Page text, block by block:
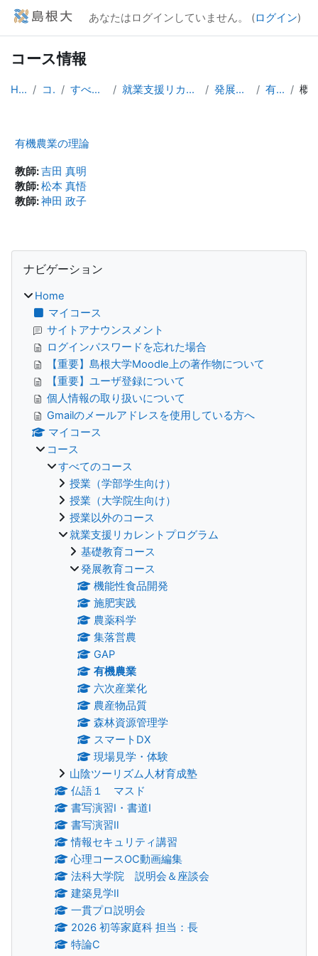
メインコンテンツへスキップする
あなたはログインしていません。 (ログイン)
コース情報
Home コース すべてのコース 就業支援リカレントプログラム 発展教育コース 有機農業
有機農業の理論
教師:吉田 真明
教師:松本 真悟
教師:神田 政子
ブロック
ナビゲーション
Home
マイコース
サイトアナウンスメント
ログインパスワードを忘れた場合
【重要】島根大学Moodle上の著作物について
【重要】ユーザ登録について
個人情報の取り扱いについて
Gmailのメールアドレスを使用している方へ
マイコース
コース
すべてのコース
授業（学部学生向け）
授業（大学院生向け）
授業以外のコース
就業支援リカレントプログラム
基礎教育コース
発展教育コース
機能性食品開発
施肥実践
農薬科学
集落営農
GAP
有機農業
六次産業化
農産物品質
森林資源管理学
スマートDX
現場見学・体験
山陰ツーリズム人材育成塾
仏語１ マスド
書写演習Ⅰ・書道Ⅰ
書写演習Ⅱ
情報セキュリティ講習
心理コースOC動画編集
法科大学院 説明会＆座談会
建築見学Ⅱ
一貫プロ説明会
2026 初等家庭科 担当：長
特論C